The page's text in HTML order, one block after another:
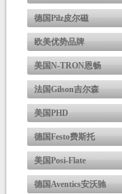
德国Pilz皮尔磁
欧美优势品牌
美国N-TRON恩畅
法国Gilson吉尔森
美国PHD
德国Festo费斯托
美国Posi-Flate
德国Aventics安沃驰